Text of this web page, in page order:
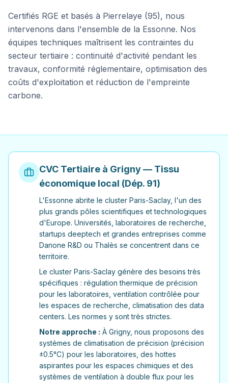
Certifiés RGE et basés à Pierrelaye (95), nous
intervenons dans l'ensemble de la Essonne. Nos
équipes techniques maîtrisent les contraintes du
secteur tertiaire : continuité d'activité pendant les
travaux, conformité réglementaire, optimisation des
coûts d'exploitation et réduction de l'empreinte
carbone.
CVC Tertiaire à Grigny— Tissu
économique local (Dép. 91)
L'Essonne abrite le cluster Paris-Saclay, l'un des
plus grands pôles scientifiques et technologiques
d'Europe. Universités, laboratoires de recherche,
startups deeptech et grandes entreprises comme
Danone R&D ou Thalès se concentrent dans ce
territoire.
Le cluster Paris-Saclay génère des besoins très
spécifiques : régulation thermique de précision
pour les laboratoires, ventilation contrôlée pour
les espaces de recherche, climatisation des data
centers. Les normes y sont très strictes.
Notre approche : À Grigny, nous proposons des
systèmes de climatisation de précision (précision
±0.5°C) pour les laboratoires, des hottes
aspirantes pour les espaces chimiques et des
systèmes de ventilation à double flux pour les